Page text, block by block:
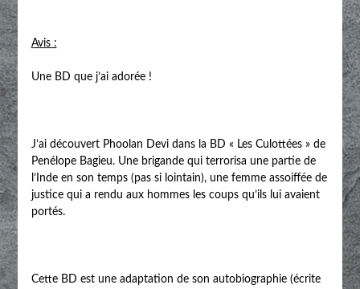
Avis :
Une BD que j’ai adorée !
J’ai découvert Phoolan Devi dans la BD « Les Culottées » de
Penélope Bagieu. Une brigande qui terrorisa une partie de
l’Inde en son temps (pas si lointain), une femme assoiffée de
justice qui a rendu aux hommes les coups qu’ils lui avaient
portés.
Cette BD est une adaptation de son autobiographie (écrite